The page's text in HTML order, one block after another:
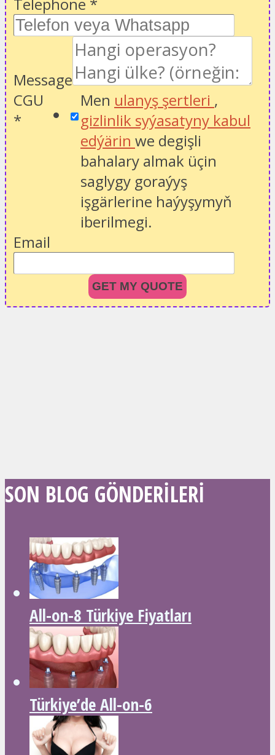
Telephone *
Message
CGU
*
Men ulanyş şertleri ,
gizlinlik syýasatyny kabul
edýärin we degişli
bahalary almak üçin
saglygy goraýyş
işgärlerine haýyşymyň
iberilmegi.
Email
GET MY QUOTE
SON BLOG GÖNDERILERI
All-on-8 Türkiye Fiyatları
Türkiye’de All-on-6